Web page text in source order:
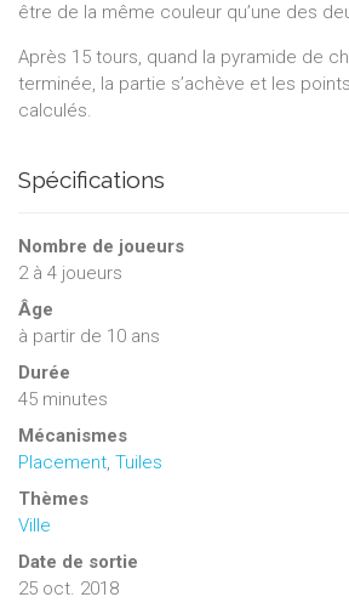
être de la même couleur qu’une des
Après 15 tours, quand la pyramide de
terminée, la partie s’achève et les
calculés.
Spécifications
Nombre de joueurs
2à 4 joueurs
Âge
à partir de 10 ans
Durée
45 minutes
Mécanismes
Placement, Tuiles
Thèmes
Ville
Date de sortie
25 oct. 2018